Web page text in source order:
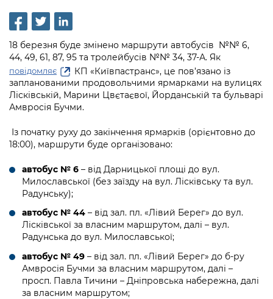
Проєкти розпоряджень, що
перебувають на погодженні КМВА
Рішення Київради
Контактна інформація
Вакансії
Статистика
Звернення громадян
Регуляторна діяльність
Промисловість і наука Києва
Підприємства, установи, організації
Освіта та навчальні заклади
Навколишнє середовище міста
Містобудування та земельні ділянки
Культура, спорт, дозвілля
Бізнес та ліцензування
Фінанси та бюджет
Безпека та правопорядок
Ритуальні послуги
Іноземцям / For foreigners
Пам'ятки культурної спадщини
Портал Захисників та Захисниць
Громадська експертиза
Консультації з громадськістю
Громадська рада
Петиції
Відкритий бюджет
Контактний центр
Допомога учасникам АТО
Рада з питань внутрішньо переміщених
осіб при Київській міській військовій
адміністрації
«Ініціатива «Партнерство «Відкритий
Уряд» – місцевий рівень»
Інформація з обмеженим доступом
Подати запит онлайн
Проекти нормативно-правових та
інших актів
Питання і відповіді про публічну
Порядок оскарження рішень, дій чи
бездіяльності розпорядників інформації
Звіти про опрацювання запитів на
публічну інформацію
Інформація для споживачів
Про відкриті дані
Медіагалерея
Підписатися на новини та анонси від
КМДА / Subscribe to announcements
from the KCSA
Порядок акредитації медіа /
Accreditation process
Подати журналістський запит /
Submitting a media request
Зйомки в лікарнях в умовах воєнного
стану / Rules for media coverage of
hospitals at work under martial law
Контакти для медіа / Contacts for mass
media
Портал Послуг
18 березня буде змінено маршрути автобусів №№ 6,
44, 49, 61, 87, 95 та тролейбусів №№ 34, 37-А. Як
повідомляє
КП «Київпастранс», це пов’язано із
запланованими продовольчими ярмарками на вулицях
Лісківській, Марини Цвєтаєвої, Йорданській та бульварі
Амвросія Бучми.
Із початку руху до закінчення ярмарків (орієнтовно до
18:00), маршрути буде організовано:
автобус № 6 – від Дарницької площі до вул.
Милославської (без заїзду на вул. Лісківську та вул.
Радунську);
автобус № 44 – від зал. пл. «Лівий Берег» до вул.
Лісківської за власним маршрутом, далі – вул.
Радунська до вул. Милославської;
автобус № 49 – від зал. пл. «Лівий Берег» до б-ру
Амвросія Бучми за власним маршрутом, далі –
просп. Павла Тичини – Дніпровська набережна, далі
за власним маршрутом;